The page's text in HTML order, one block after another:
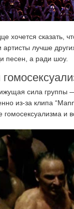
хочется сказать,
артисты лучше
песен, а ради шоу.
сила группы
из-за клипа
гомосексуализма и